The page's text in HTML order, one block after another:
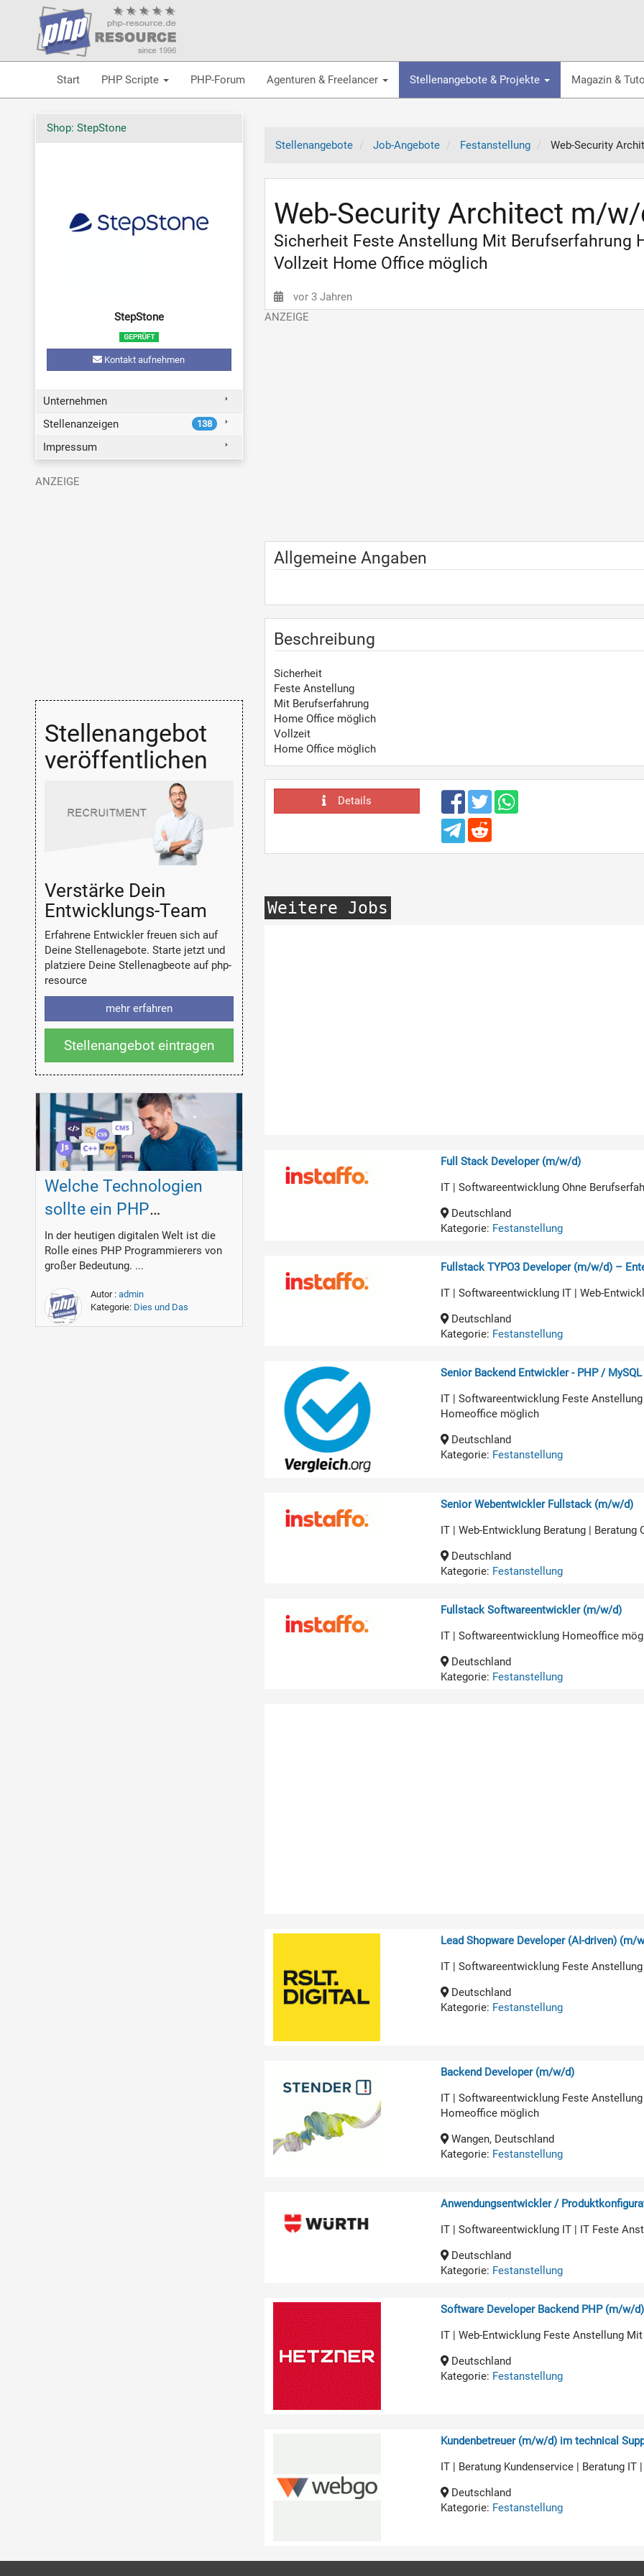
Start PHP Scripte PHP-Forum Agenturen & Freelancer Stellenangebote & Projekte Magazin &
Stellenangebote Job-Angebote Festanstellung Web-Security
Web-Security Architect m/
Sicherheit Feste Anstellung Mit Berufserfahrung
Vollzeit Home Office möglich
vor 3 Jahren
Allgemeine Angaben
Beschreibung
Sicherheit
Feste Anstellung
Mit Berufserfahrung
Home Office möglich
Vollzeit
Home Office möglich
Details
Weitere Jobs
Full Stack Developer (m/w/d)
IT | Softwareentwicklung Ohne
Deutschland
Kategorie: Festanstellung
Fullstack TYPO3 Developer (m/w/d) –
IT | Softwareentwicklung IT | Web-
Deutschland
Kategorie: Festanstellung
Senior Backend Entwickler - PHP /
IT | Softwareentwicklung Feste
Homeoffice möglich
Deutschland
Kategorie: Festanstellung
Senior Webentwickler Fullstack (m/w/d)
IT | Web-Entwicklung Beratung | Beratung
Deutschland
Kategorie: Festanstellung
Fullstack Softwareentwickler (m/w/d)
IT | Softwareentwicklung Homeoffice
Deutschland
Kategorie: Festanstellung
Lead Shopware Developer (AI-driven) (m/
IT | Softwareentwicklung Feste
Deutschland
Kategorie: Festanstellung
Backend Developer (m/w/d)
IT | Softwareentwicklung Feste
Homeoffice möglich
Wangen, Deutschland
Kategorie: Festanstellung
Anwendungsentwickler /
IT | Softwareentwicklung IT | IT Feste
Deutschland
Kategorie: Festanstellung
Software Developer Backend PHP (m/w/d)
IT | Web-Entwicklung Feste Anstellung
Deutschland
Kategorie: Festanstellung
Kundenbetreuer (m/w/d) im technical
IT | Beratung Kundenservice | Beratung
Deutschland
Kategorie: Festanstellung
Shop: StepStone
StepStone
Kontakt aufnehmen
Unternehmen
Stellenanzeigen
138
Impressum
Stellenangebot
veröffentlichen
Verstärke Dein
Entwicklungs-Team
Erfahrene Entwickler freuen sich auf
Deine Stellenagebote. Starte jetzt und
platziere Deine Stellenagbeote auf php-
resource
mehr erfahren
Stellenangebot eintragen
Welche Technologien
sollte ein PHP
Programmierer
beherrschen?
In der heutigen digitalen Welt ist die
Rolle eines PHP Programmierers von
großer Bedeutung. ...
Autor : admin
Kategorie: Dies und Das